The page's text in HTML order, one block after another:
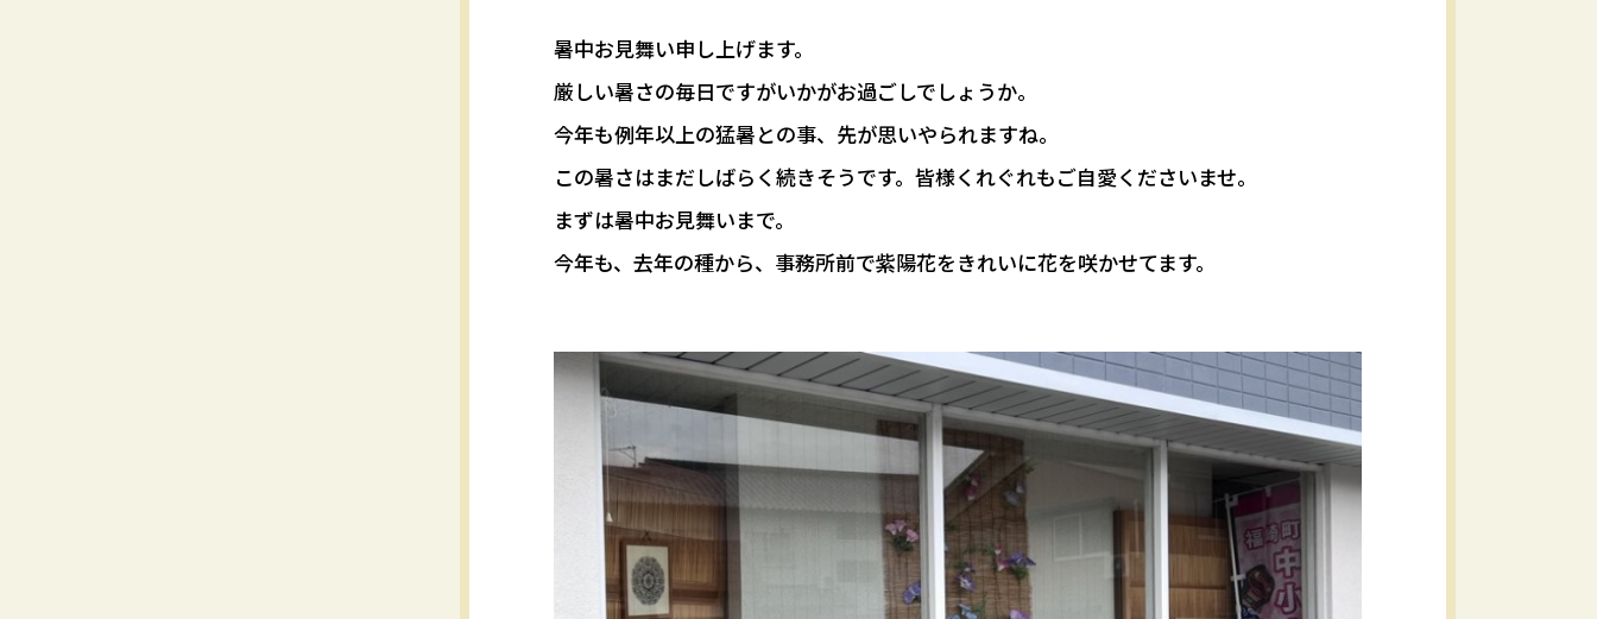
暑中お見舞い申し上げます。
厳しい暑さの毎日ですがいかがお過ごしでしょうか。
今年も例年以上の猛暑との事、先が思いやられますね。
この暑さはまだしばらく続きそうです。皆様くれぐれもご自愛くださいませ。
まずは暑中お見舞いまで。
今年も、去年の種から、事務所前で紫陽花をきれいに花を咲かせてます。